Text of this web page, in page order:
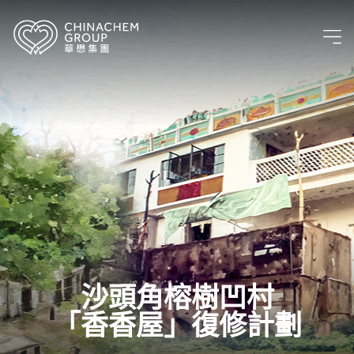
沙頭角榕樹凹村
「香香屋」復修計劃